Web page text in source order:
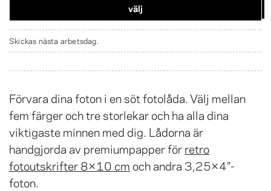
Förvara dina foton i en söt fotolåda. Välj mellan
fem färger och tre storlekar och ha alla dina
viktigaste minnen med dig. Lådorna är
handgjorda av premiumpapper förretro
fotoutskrifter 8×10 cm och andra 3,25×4″-
foton.
välj
Skickas nästa arbetsdag.